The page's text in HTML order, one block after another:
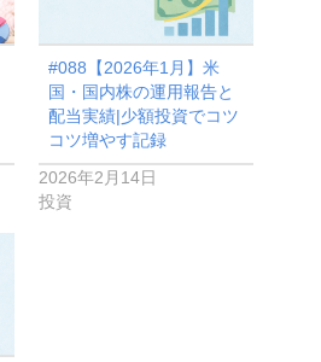
#088【2026年1月】米
国・国内株の運用報告と
配当実績|少額投資でコツ
コツ増やす記録
2026年2月14日
投資